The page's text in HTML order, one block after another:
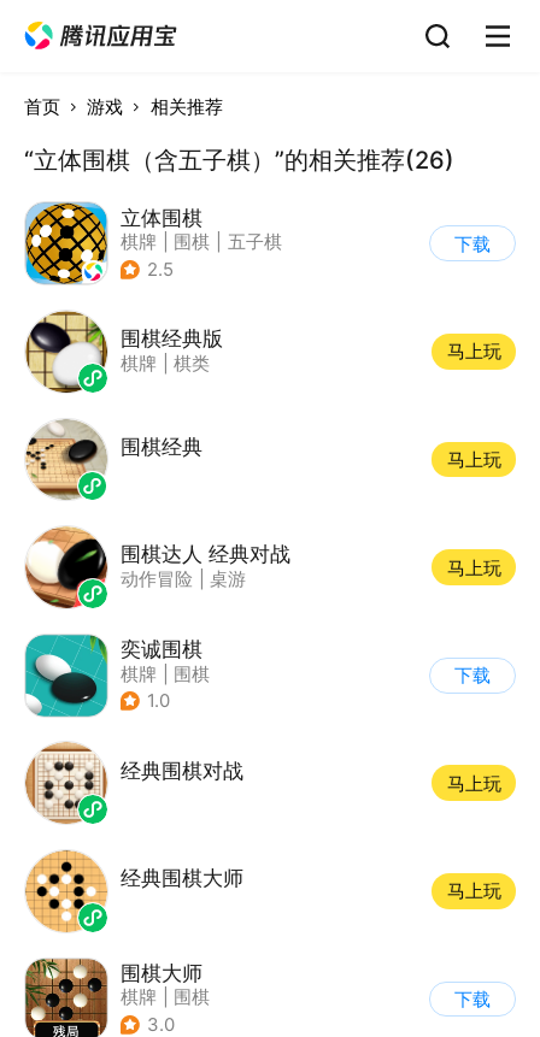
首页 游戏 相关推荐
“立体围棋（含五子棋）”的相关推荐(26)
立体围棋
棋牌 围棋
五子棋
2.5
下载
围棋经典版
棋牌 棋类
马上玩
围棋经典
马上玩
围棋达人 经典对战
动作冒险 桌游
马上玩
奕诚围棋
棋牌
围棋
1.0
下载
经典围棋对战
马上玩
经典围棋大师
马上玩
围棋大师
棋牌
围棋
3.0
下载